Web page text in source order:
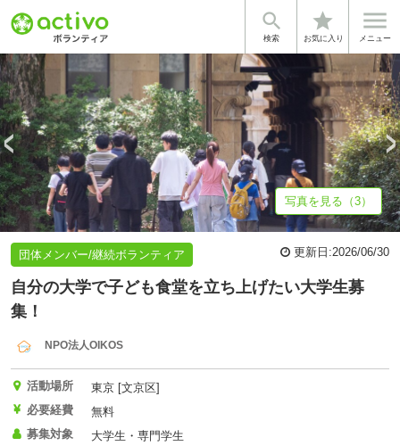

検索
star
お気に入り

メニュー
基本情報 募集詳細 法人情報
写真を見る（3）
団体メンバー/継続ボランティア 更新日:2026/06/30
自分の大学で子ども食堂を立ち上げたい大学生募
集！
NPO法人OIKOS
活動場所
東京 [文京区]
必要経費
無料
募集対象
大学生・専門学生